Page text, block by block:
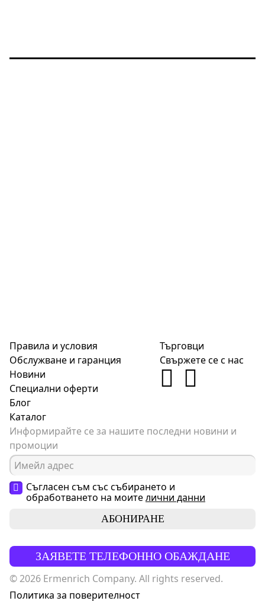
Правила и условия
Обслужване и гаранция
Новини
Специални оферти
Блог
Каталог
Търговци
Свържете се с нас
Информирайте се за нашите последни новини и
промоции
Съгласен съм със събирането и
обработването на моителични данни
АБОНИРАНЕ
ЗАЯВЕТЕ ТЕЛЕФОННО ОБАЖДАНЕ
© 2026 Ermenrich Company. All rights reserved.
Политика за поверителност